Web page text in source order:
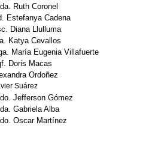
Ruth Coronel
Estefanya Cadena
Diana Llulluma
Katya Cevallos
María Eugenia Villafuerte
Doris Macas
Ordoñez
Suárez
Jefferson Gómez
Gabriela Alba
Oscar Martínez